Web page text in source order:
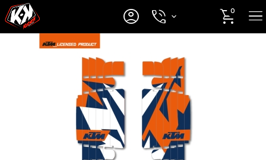
  
0 